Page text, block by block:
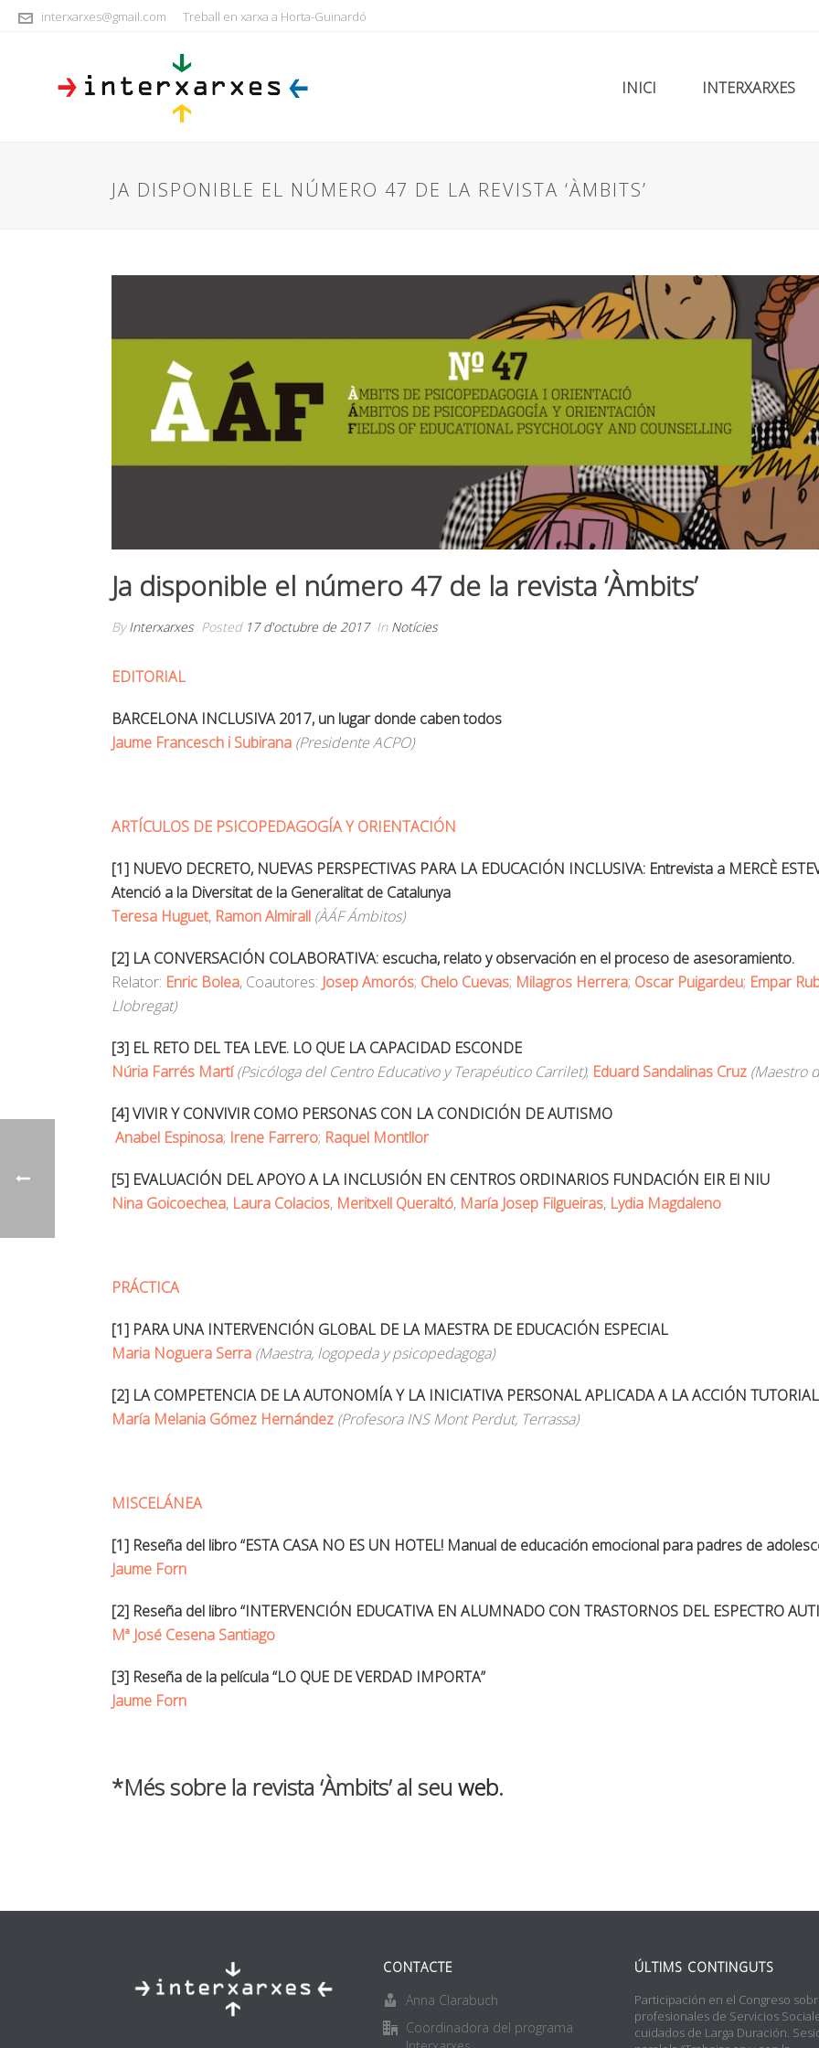
interxarxes@gmail.com Treball en xarxa a Horta-Guinardó
INICI INTERXARXES
JA DISPONIBLE EL NÚMERO 47 DE LA REVISTA ‘ÀMBITS’
Ja disponible el número 47 de la revista ‘Àmbits’
ByInterxarxes Posted 17 d'octubre de 2017 In Notícies
EDITORIAL
BARCELONA INCLUSIVA 2017, un lugar donde caben todos
Jaume Francesch i Subirana (Presidente ACPO)
ARTÍCULOS DE PSICOPEDAGOGÍA Y ORIENTACIÓN
[1] NUEVO DECRETO, NUEVAS PERSPECTIVAS PARA LA EDUCACIÓN INCLUSIVA: Entrevista a MERCÈ
Atenció a la Diversitat de la Generalitat de Catalunya
Teresa Huguet, Ramon Almirall (ÀÁF Ámbitos)
[2] LA CONVERSACIÓN COLABORATIVA: escucha, relato y observación en el proceso de asesoramiento.
Relator: Enric Bolea, Coautores: Josep Amorós; Chelo Cuevas; Milagros Herrera; Oscar Puigardeu; Empar
Llobregat)
[3] EL RETO DEL TEA LEVE. LO QUE LA CAPACIDAD ESCONDE
Núria Farrés Martí (Psicóloga del Centro Educativo y Terapéutico Carrilet); Eduard Sandalinas Cruz (Maestro
[4] VIVIR Y CONVIVIR COMO PERSONAS CON LA CONDICIÓN DE AUTISMO
Anabel Espinosa; Irene Farrero; Raquel Montllor
[5] EVALUACIÓN DEL APOYO A LA INCLUSIÓN EN CENTROS ORDINARIOS FUNDACIÓN EIR El NIU
Nina Goicoechea, Laura Colacios, Meritxell Queraltó, María Josep Filgueiras, Lydia Magdaleno
PRÁCTICA
[1] PARA UNA INTERVENCIÓN GLOBAL DE LA MAESTRA DE EDUCACIÓN ESPECIAL
Maria Noguera Serra (Maestra, logopeda y psicopedagoga)
[2] LA COMPETENCIA DE LA AUTONOMÍA Y LA INICIATIVA PERSONAL APLICADA A LA ACCIÓN TUTORIAL
María Melania Gómez Hernández (Profesora INS Mont Perdut, Terrassa)
MISCELÁNEA
[1] Reseña del libro “ESTA CASA NO ES UN HOTEL! Manual de educación emocional para padres de
Jaume Forn
[2] Reseña del libro “INTERVENCIÓN EDUCATIVA EN ALUMNADO CON TRASTORNOS DEL ESPECTRO
Mª José Cesena Santiago
[3] Reseña de la película “LO QUE DE VERDAD IMPORTA”
Jaume Forn
*Més sobre la revista ‘Àmbits’ al seu web.
CONTACTE
Anna Clarabuch
Coordinadora del programa
ÚLTIMS CONTINGUTS
Participación en el Congreso
profesionales de Servicios
cuidados de Larga Duración.